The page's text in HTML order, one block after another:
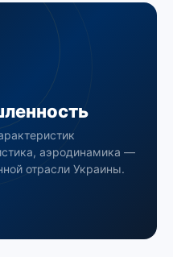
аэродинамика —
отрасли Украины.